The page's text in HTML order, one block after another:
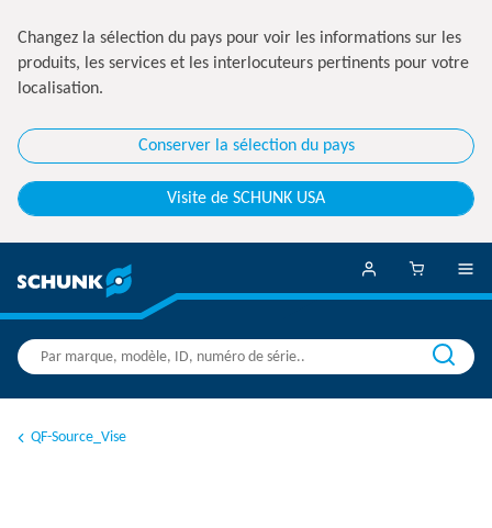
Changez la sélection du pays pour voir les informations sur les
produits, les services et les interlocuteurs pertinents pour votre
localisation.
Conserver la sélection du pays
Visite de SCHUNK USA
QF-Source_Vise